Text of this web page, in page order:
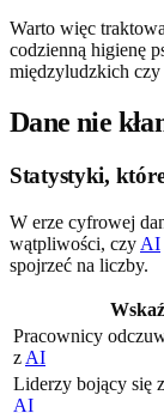
Warto więc
codzienną higienę
międzyludzkich
Dane nie
Statystyki,
W erze cyfrowej
wątpliwości, czy AI
spojrzeć na liczby.
Pracownicy
z AI
Liderzy bojący się
AI